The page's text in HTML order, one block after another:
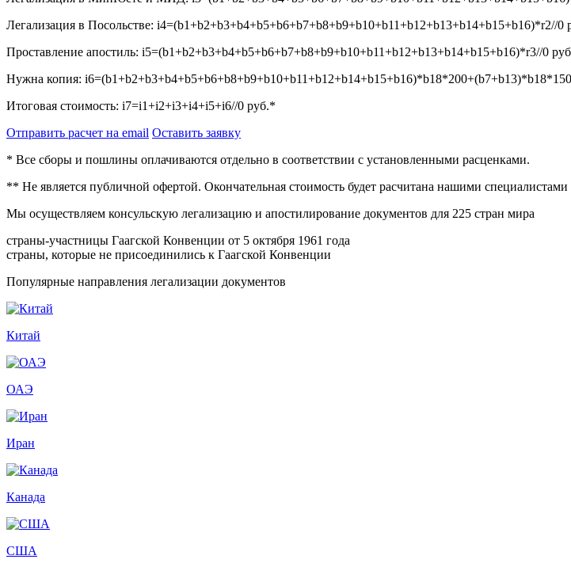
Легализация в Посольстве: i4=(b1+b2+b3+b4+b5+b6+b7+b8+b9+b10+b11+b12+b13+b14+b15+b16)*r2//0
Проставление апостиль: i5=(b1+b2+b3+b4+b5+b6+b7+b8+b9+b10+b11+b12+b13+b14+b15+b16)*r3//0
Нужна копия:
Итоговая стоимость: i7=i1+i2+i3+i4+i5+i6//0 руб.*
Отправить расчет на email Оставить заявку
* Все сборы и пошлины оплачиваются отдельно в соответствии с установленными расценками.
** Не является публичной офертой. Окончательная стоимость будет расчитана нашими
Мы осуществляем консульскую легализацию и апостилирование документов для 225 стран мира
страны-участницы Гаагской Конвенции от 5 октября 1961 года
страны, которые не присоединились к Гаагской Конвенции
Популярные направления легализации документов
Китай
ОАЭ
Иран
Канада
США